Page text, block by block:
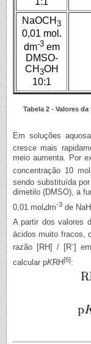
NaOCH 3
0,01 mol
dm-3em
DMSO-
CH 3OH
10:1
Tabela 2 - Valores
Em soluções
cresce mais
meio aumenta. Por
concentração 10 mol
sendo substituída
dimetilo (DMSO), a
0,01 mol dm-3 de
A partir dos valores
ácidos muito fracos,
razão [RH] / [R-]
calcular pKRH[6]: